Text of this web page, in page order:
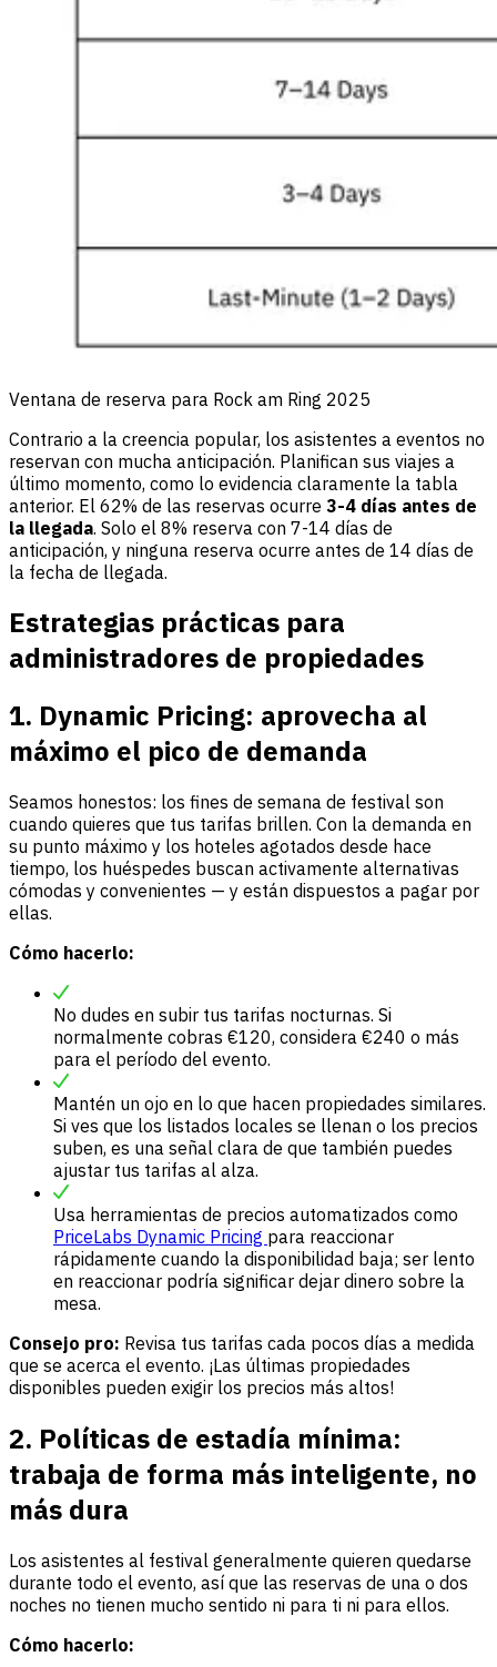
Ventana de reserva para Rock am Ring 2025
Contrario a la creencia popular, los asistentes a eventos no
reservan con mucha anticipación. Planifican sus viajes a
último momento, como lo evidencia claramente la tabla
anterior. El 62% de las reservas ocurre 3-4 días antes de
la llegada. Solo el 8% reserva con 7-14 días de
anticipación, y ninguna reserva ocurre antes de 14 días de
la fecha de llegada.
Estrategias prácticas para
administradores de propiedades
1. Dynamic Pricing: aprovecha al
máximo el pico de demanda
Seamos honestos: los fines de semana de festival son
cuando quieres que tus tarifas brillen. Con la demanda en
su punto máximo y los hoteles agotados desde hace
tiempo, los huéspedes buscan activamente alternativas
cómodas y convenientes — y están dispuestos a pagar por
ellas.
Cómo hacerlo:
No dudes en subir tus tarifas nocturnas. Si
normalmente cobras €120, considera €240 o más
para el período del evento.
Mantén un ojo en lo que hacen propiedades similares.
Si ves que los listados locales se llenan o los precios
suben, es una señal clara de que también puedes
ajustar tus tarifas al alza.
Usa herramientas de precios automatizados como
PriceLabs Dynamic Pricing para reaccionar
rápidamente cuando la disponibilidad baja; ser lento
en reaccionar podría significar dejar dinero sobre la
mesa.
Consejo pro: Revisa tus tarifas cada pocos días a medida
que se acerca el evento. ¡Las últimas propiedades
disponibles pueden exigir los precios más altos!
2. Políticas de estadía mínima:
trabaja de forma más inteligente, no
más dura
Los asistentes al festival generalmente quieren quedarse
durante todo el evento, así que las reservas de una o dos
noches no tienen mucho sentido ni para ti ni para ellos.
Cómo hacerlo: